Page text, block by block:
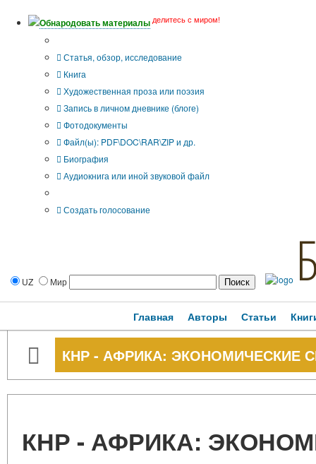
Обнародовать материалы делитесь с миром!
Статья, обзор, исследование
Книга
Художественная проза или поэзия
Запись в личном дневнике (блоге)
Фотодокументы
Файл(ы): PDF\DOC\RAR\ZIP и др.
Биография
Аудиокнига или иной звуковой файл
Создать голосование
UZ Мир
Главная Авторы Статьи
КНР - АФРИКА: ЭКОНОМИЧЕСКИЕ
КНР - АФРИКА: